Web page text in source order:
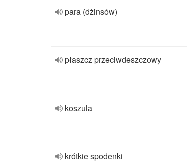
para (dżinsów)
płaszcz przeciwdeszczowy
koszula
krótkie spodenki